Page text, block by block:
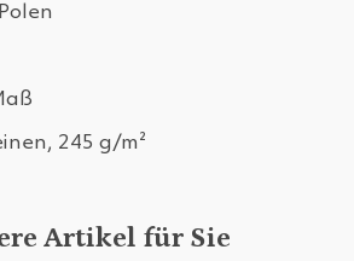
245 g/m²
Artikel für Sie